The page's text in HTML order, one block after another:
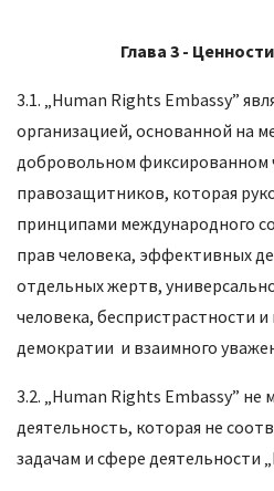
Глава 3 -
3.1. „Human Rights Embassy”
организацией, основанной на
добровольном фиксированном
правозащитников, которая
принципами международного
прав человека, эффективных
отдельных жертв,
человека, беспристрастности
демократии и взаимного
3.2. „Human Rights Embassy”
деятельность, которая не
задачам и сфере деятельности